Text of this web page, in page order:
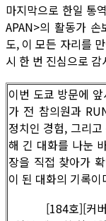
마지막으로 한일 통
APAN>의 활동가
도, 이 모든 자리를
시 한 번 진심으로 감
이번 도쿄 방문에
가 전 참의원과
정치인 경험, 그리
해 긴 대화를 나눈
장을 직접 찾아가
이 된 대화의 기록이
[184호][커